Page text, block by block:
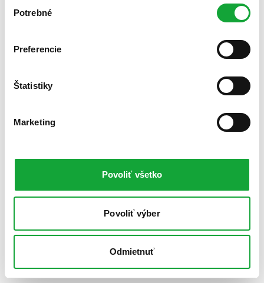
súhlasu
Potrebné
Preferencie
Štatistiky
Marketing
Povoliť všetko
Povoliť výber
Odmietnuť